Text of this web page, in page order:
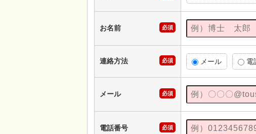
お名前 必須
連絡方法 必須 メール 電
メール 必須
電話番号 必須